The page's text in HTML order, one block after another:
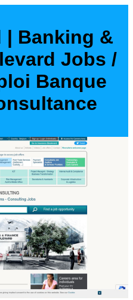
| Banking &
Jobs /
Banque